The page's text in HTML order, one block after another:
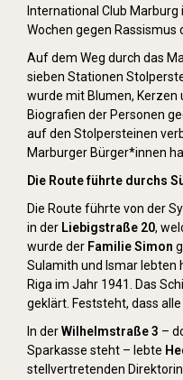
International Club
Wochen gegen Rassismus
Auf dem Weg durch das
sieben Stationen
wurde mit Blumen, Kerzen
Biografien der Personen
auf den Stolpersteinen
Marburger Bürger*innen
Die Route führte durchs
Die Route führte von der
in der Liebigstraße 20,
wurde der Familie Simon
Sulamith und Ismar lebten
Riga im Jahr 1941. Das
geklärt. Feststeht, dass
In derWilhelmstraße 3 –
Sparkasse steht – lebte
stellvertretenden